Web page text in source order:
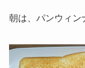
朝は、パンウィン